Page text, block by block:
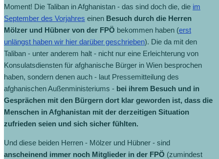
Moment! Die Taliban in Afghanistan - das sind doch die, die im
September des Vorjahres einen Besuch durch die Herren
Mölzer und Hübner von der FPÖ bekommen haben (erst
unlängst haben wir hier darüber geschrieben). Die da mit den
Taliban - unter anderem halt - nicht nur eine Erleichterung von
Konsulatsdiensten für afghanische Bürger in Wien besprochen
haben, sondern denen auch - laut Pressemitteilung des
afghanischen Außenministeriums - bei ihrem Besuch und in
Gesprächen mit den Bürgern dort klar geworden ist, dass die
Menschen in Afghanistan mit der derzeitigen Situation
zufrieden seien und sich sicher fühlten.
Und diese beiden Herren - Mölzer und Hübner - sind
anscheinend immer noch Mitglieder in der FPÖ (zumindest